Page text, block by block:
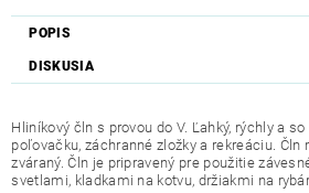
POPIS
DISKUSIA
Hliníkový čln s provou do V. Ľahký, rýchly a
poľovačku, záchranné zložky a rekreáciu.
zváraný. Čln je pripravený pre použitie
svetlami, kladkami na kotvu, držiakmi na